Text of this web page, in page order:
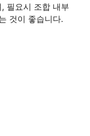
필요시 조합 내부
것이 좋습니다.